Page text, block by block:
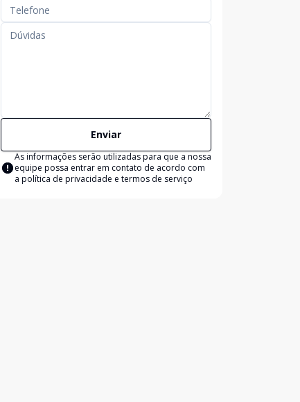
Enviar
As informações serão utilizadas para que a nossa
equipe possa entrar em contato de acordo com
a política de privacidade e termos de serviço